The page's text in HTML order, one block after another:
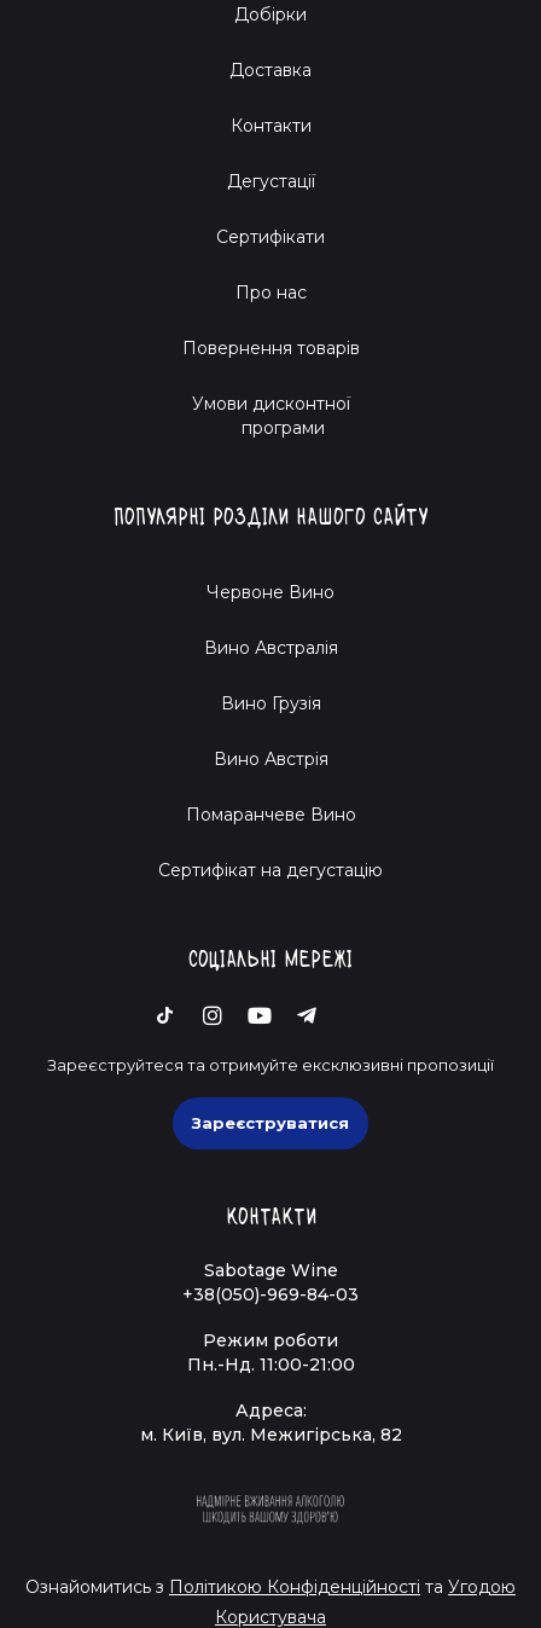
Добірки
Доставка
Контакти
Дегустації
Сертифікати
Про нас
Повернення товарів
Умови дисконтної
програми
Популярні розділи нашого сайту
Червоне Вино
Вино Австралія
Вино Грузія
Вино Австрія
Помаранчеве Вино
Cертифікат на дегустацію
Соціальні мережі
Зареєструйтеся та отримуйте ексклюзивні пропозиції
Зареєструватися
Контакти
Sabotage Wine
+38(050)-969-84-03
Режим роботи
Пн.-Нд. 11:00-21:00
Адреса:
м. Київ, вул. Межигірська, 82
Ознайомитись з Політикою Конфіденційності та Угодою
Користувача